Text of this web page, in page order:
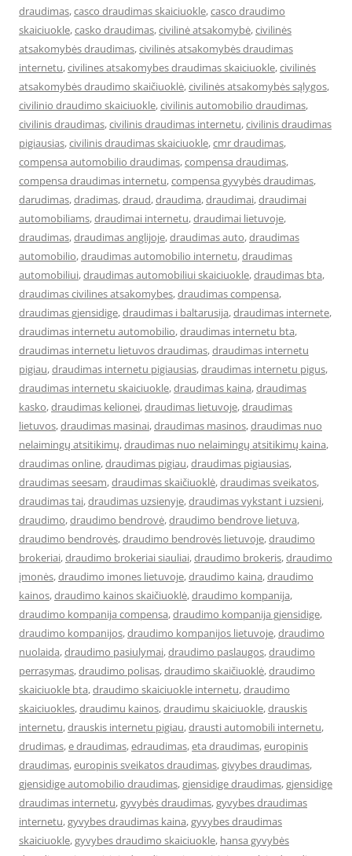
draudimas,casco draudimas skaiciuokle,casco draudimo
skaiciuokle,casko draudimas,civilinė atsakomybė,civilinės
atsakomybės draudimas,civilinės atsakomybės draudimas
internetu,civilines atsakomybes draudimas skaiciuokle,civilinės
atsakomybės draudimo skaičiuoklė,civilinės atsakomybės sąlygos,
civilinio draudimo skaiciuokle,civilinis automobilio draudimas,
civilinis draudimas,civilinis draudimas internetu,civilinis draudimas
pigiausias,civilinis draudimas skaiciuokle,cmr draudimas,
compensa automobilio draudimas,compensa draudimas,
compensa draudimas internetu,compensa gyvybės draudimas,
darudimas,dradimas,draud,draudima,draudimai,draudimai
automobiliams,draudimai internetu,draudimai lietuvoje,
draudimas,draudimas anglijoje,draudimas auto,draudimas
automobilio,draudimas automobilio internetu,draudimas
automobiliui,draudimas automobiliui skaiciuokle,draudimas bta,
draudimas civilines atsakomybes,draudimas compensa,
draudimas gjensidige,draudimas i baltarusija,draudimas internete,
draudimas internetu automobilio,draudimas internetu bta,
draudimas internetu lietuvos draudimas,draudimas internetu
pigiau,draudimas internetu pigiausias,draudimas internetu pigus,
draudimas internetu skaiciuokle,draudimas kaina,draudimas
kasko,draudimas kelionei,draudimas lietuvoje,draudimas
lietuvos,draudimas masinai,draudimas masinos,draudimas nuo
nelaimingų atsitikimų,draudimas nuo nelaimingų atsitikimų kaina,
draudimas online,draudimas pigiau,draudimas pigiausias,
draudimas seesam,draudimas skaičiuoklė,draudimas sveikatos,
draudimas tai,draudimas uzsienyje,draudimas vykstant i uzsieni,
draudimo,draudimo bendrovė,draudimo bendrove lietuva,
draudimo bendrovės,draudimo bendrovės lietuvoje,draudimo
brokeriai,draudimo brokeriai siauliai,draudimo brokeris,draudimo
įmonės,draudimo imones lietuvoje,draudimo kaina,draudimo
kainos,draudimo kainos skaičiuoklė,draudimo kompanija,
draudimo kompanija compensa,draudimo kompanija gjensidige,
draudimo kompanijos,draudimo kompanijos lietuvoje,draudimo
nuolaida,draudimo pasiulymai,draudimo paslaugos,draudimo
perrasymas,draudimo polisas,draudimo skaičiuoklė,draudimo
skaiciuokle bta,draudimo skaiciuokle internetu,draudimo
skaiciuokles,draudimu kainos,draudimu skaiciuokle,drauskis
internetu,drauskis internetu pigiau,drausti automobili internetu,
drudimas,e draudimas,edraudimas,eta draudimas,europinis
draudimas,europinis sveikatos draudimas,givybes draudimas,
gjensidige automobilio draudimas,gjensidige draudimas,gjensidige
draudimas internetu,gyvybės draudimas,gyvybes draudimas
internetu,gyvybes draudimas kaina,gyvybes draudimas
skaiciuokle,gyvybes draudimo skaiciuokle, hansa gyvybės